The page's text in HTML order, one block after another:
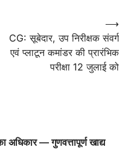
CG: सूबेदार, उप निरीक्षक संवर्ग
एवं प्लाटून कमांडर की प्रारंभिक
परीक्षा 12 जुलाई को
⟶
— गुणवत्तापूर्ण खाद्य